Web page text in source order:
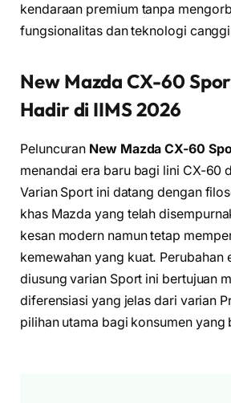
kendaraan premium tanpa
fungsionalitas dan teknologi
New Mazda CX-60
Hadir di IIMS 2026
Peluncuran New Mazda CX-60
menandai era baru bagi lini CX-60
Varian Sport ini datang dengan
khas Mazda yang telah
kesan modern namun tetap
kemewahan yang kuat. Perubahan
diusung varian Sport ini bertujuan
diferensiasi yang jelas dari varian
pilihan utama bagi konsumen yang